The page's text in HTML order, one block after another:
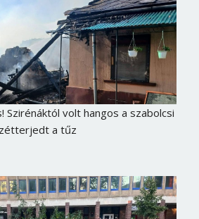
Szirénáktól volt hangos a szabolcsi
a tűz